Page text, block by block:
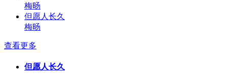
梅旸
但愿人长久
梅旸
查看更多
但愿人长久